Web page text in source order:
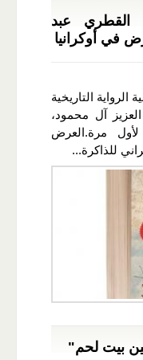
القطري عبد
في أوكرانيا
التاريخية
آل محمود،
لأول مرة.العرض
للذاكرة...
بيت لحم"